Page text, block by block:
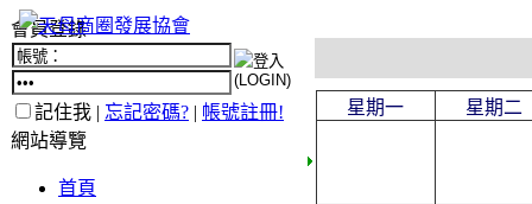
會員登錄
記住我 | 忘記密碼? | 帳號註冊!
網站導覽
首頁
星期一 星期二